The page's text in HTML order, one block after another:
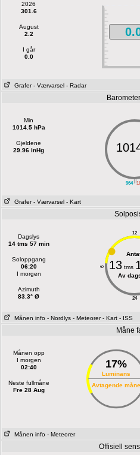
2026
301.6
August
2.2
I går
0.0
Grafer - Værvarsel - Radar
Min
1014.5 hPa
Gjeldene
29.96 inHg
||
964
Grafer - Værvarsel - Kart
Dagslys
14 tms 57 min
Soloppgang
06:20
I morgen
Azimuth
83.3° Ø
12
24
6 13 tms
Av
Månen info - Nordlys - Meteorer - Kart - ISS
Måne
Månen opp
I morgen
02:40
Neste fullmåne
Fre 28 Aug
17%
Luminans
Avtagende måne
Månen info - Meteorer
Offisiell